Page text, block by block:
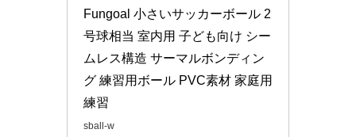
Fungoal 小さいサッカーボール 2
号球相当 室内用 子ども向け シー
ムレス構造 サーマルボンディン
グ 練習用ボール PVC素材 家庭用
練習
sball-w